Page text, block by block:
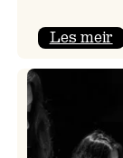
Les meir: